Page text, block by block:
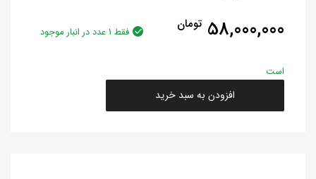
58,000,000 تومان فقط 1 عدد در انبار موجود
است
افزودن به سبد خرید